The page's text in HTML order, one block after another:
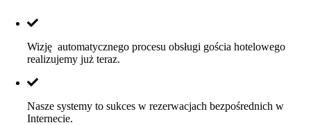
Wizję automatycznego procesu obsługi gościa hotelowego
realizujemy już teraz.
Nasze systemy to sukces w rezerwacjach bezpośrednich w
Internecie.